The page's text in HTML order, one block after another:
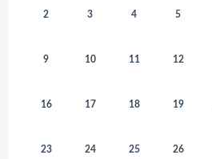
2 3 4 5
9 10 11 12
16 17 18 19
23 24 25 26